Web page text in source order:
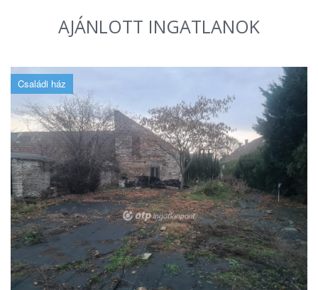
AJÁNLOTT INGATLANOK
Családi ház